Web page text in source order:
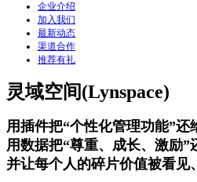
企业介绍
加入我们
最新动态
渠道合作
推荐有礼
灵域空间(Lynspace)
用插件把“个性化管理功能”还
用数据把“尊重、成长、激励”
并让每个人的碎片价值被看见